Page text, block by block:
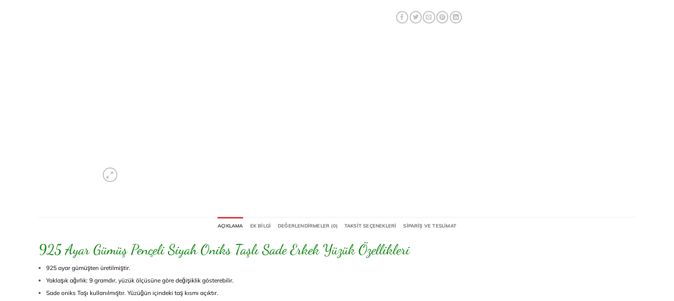
AÇIKLAMA EK BILGI DEĞERLENDIRMELER (0) TAKSIT SEÇENEKLERI SIPARIŞ VE TESLIMAT
925 Ayar Gümüş Pençeli Siyah Oniks Taşlı Sade Erkek Yüzük Özellikleri
925 ayar gümüşten üretilmiştir.
Yaklaşık ağırlık: 9 gramdır, yüzük ölçüsüne göre değişiklik gösterebilir.
Sade oniks Taşı kullanılmıştır. Yüzüğün içindeki taş kısmı açıktır.